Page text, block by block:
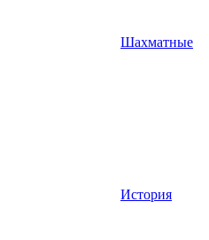
Шахматные
История